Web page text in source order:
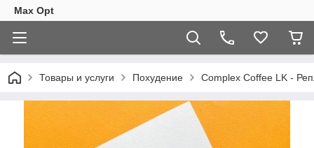
Max Opt
Товары и услуги Похудение Complex Coffee LK -